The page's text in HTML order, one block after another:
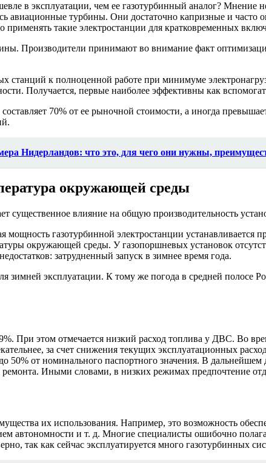
в эксплуатации, чем ее газотурбинный аналог?
авиационные турбины. Они достаточно капризные и
такие электростанции для кратковременных
Производители принимают во внимание факт
станций к полноценной работе при минимуме
Получается, первые наиболее эффективны как
70% от ее рыночной стоимости, а иногда
Нидерландов: что это, для чего они нужны,
окружающей среды
существенное влияние на общую производительность
газотурбинной электростанции устанавливается
окружающей среды. У газопоршневых установок
затрудненный запуск в зимнее время года.
эксплуатации. К тому же погода в средней полосе
этом отмечается низкий расход топлива у ДВС. Во
за счет снижения текущих эксплуатационных
50% от номинального паспортного значения. В
Иными словами, в низких режимах предпочтение
их использования. Например, это возможность
автономности и т. д. Многие специалисты ошибочно
так как сейчас эксплуатируется много газотурбинных